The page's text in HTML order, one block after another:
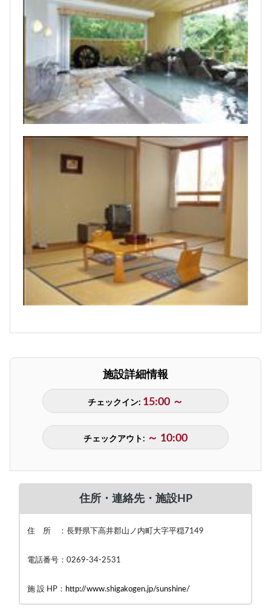
施設詳細情報
チェックイン: 15:00 ～
チェックアウト: ～ 10:00
住所・連絡先・施設HP
住 所 ：長野県下高井郡山ノ内町大字平穏7149
電話番号：0269-34-2531
施 設 HP： http://www.shigakogen.jp/sunshine/